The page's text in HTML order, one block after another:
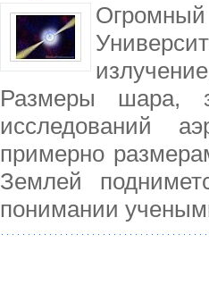
Размеры шара,
исследований
примерно
Землей
понимании